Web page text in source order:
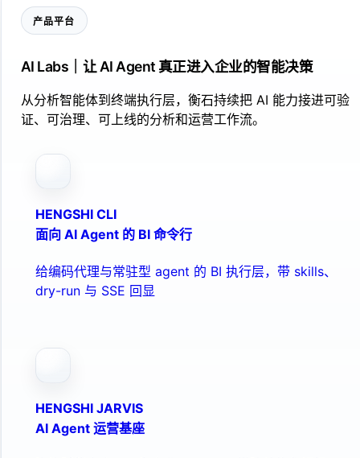
产品平台
AI Labs｜让 AI Agent 真正进入企业的智能决策
从分析智能体到终端执行层，衡石持续把 AI 能力接进可验
证、可治理、可上线的分析和运营工作流。
HENGSHI CLI
面向 AI Agent 的 BI 命令行
给编码代理与常驻型 agent 的 BI 执行层，带 skills、
dry-run 与 SSE 回显
HENGSHI JARVIS
AI Agent 运营基座